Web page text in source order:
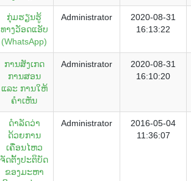
ກຸ່ມຮຽນຮູ້
ທາງວັອດແອັບ
(WhatsApp)
Administrator
2020-08-31
16:13:22
ການສັງເກດ
ການສອນ
ແລະ ການໃຫ້
ຄໍາເຫັນ
Administrator
2020-08-31
16:10:20
ດຳລັດວ່າ
ດ້ວຍການ
ເຄື່ອນໄຫວ
ຈັດຕັ້ງປະຕິບັດ
ຂອງມະຫາ
Administrator
2016-05-04
11:36:07